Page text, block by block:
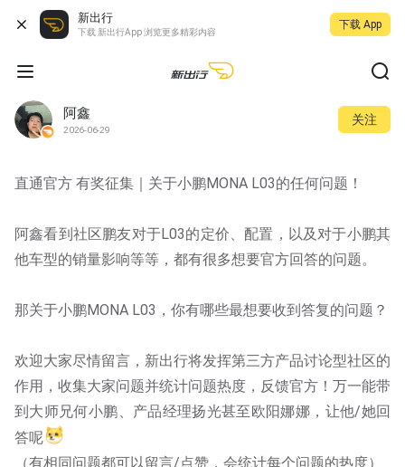
新出行
下载 新出行App 浏览更多精彩内容
下载 App
阿鑫
2026-06-29
关注
直通官方 有奖征集｜关于小鹏MONA L03的任何问题！
阿鑫看到社区鹏友对于L03的定价、配置，以及对于小鹏其
他车型的销量影响等等，都有很多想要官方回答的问题。
那关于小鹏MONA L03，你有哪些最想要收到答复的问题？
欢迎大家尽情留言，新出行将发挥第三方产品讨论型社区的
作用，收集大家问题并统计问题热度，反馈官方！万一能带
到大师兄何小鹏、产品经理扬光甚至欧阳娜娜，让他/她回
答呢
（有相同问题都可以留言/点赞，会统计每个问题的热度）